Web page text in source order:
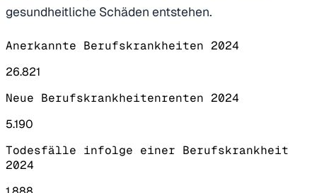
gesundheitliche Schäden entstehen.
Anerkannte Berufskrankheiten 2024
26.821
Neue Berufskrankheitenrenten 2024
5.190
Todesfälle infolge einer Berufskrankheit
2024